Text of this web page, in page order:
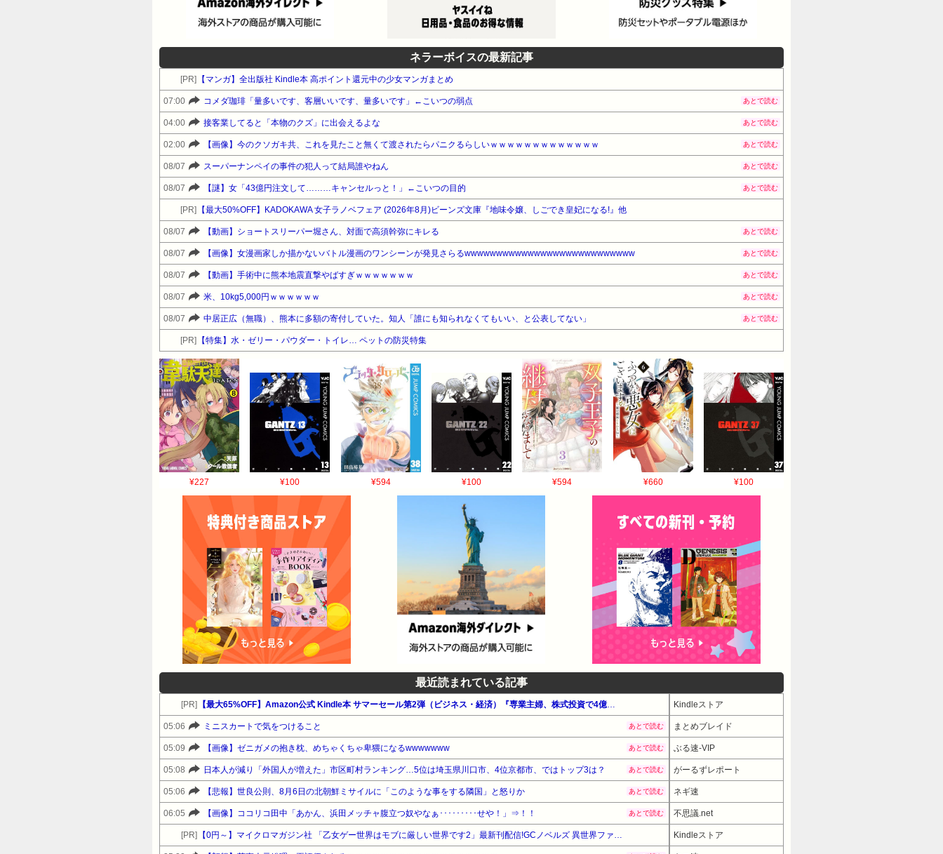
ネラーボイスの最新記事
[PR] 【マンガ】全出版社 Kindle本 高ポイント還元中の少女マンガまとめ
07:00 コメダ珈琲「量多いです、客層いいです、量多いです」←こいつの弱点 あとで読む
04:00 接客業してると「本物のクズ」に出会えるよな あとで読む
02:00 【画像】今のクソガキ共、これを見たこと無くて渡されたらパニクるらしいｗｗｗｗｗｗｗｗｗｗｗｗｗ あとで読む
08/07 スーパーナンペイの事件の犯人って結局誰やねん あとで読む
08/07 【謎】女「43億円注文して………キャンセルっと！」←こいつの目的 あとで読む
[PR] 【最大50%OFF】KADOKAWA 女子ラノベフェア (2026年8月)ビーンズ文庫『地味令嬢、しごでき皇妃になる!』他
08/07 【動画】ショートスリーパー堀さん、対面で高須幹弥にキレる あとで読む
08/07 【画像】女漫画家しか描かないバトル漫画のワンシーンが発見さらるwwwwwwwwwwwwwwwwwwwwwwwwwww あとで読む
08/07 【動画】手術中に熊本地震直撃やばすぎｗｗｗｗｗｗｗ あとで読む
08/07 米、10kg5,000円ｗｗｗｗｗｗ あとで読む
08/07 中居正広（無職）、熊本に多額の寄付していた。知人「誰にも知られなくてもいい、と公表してない」 あとで読む
[PR] 【特集】水・ゼリー・パウダー・トイレ… ペットの防災特集
¥227 ¥100 ¥594 ¥100 ¥594 ¥660 ¥100
最近読まれている記事
[PR] 【最大65%OFF】Amazon公式 Kindle本 サマーセール第2弾（ビジネス・経済）『専業主婦、株式投資で4億円。』他 Kindleストア
05:06 ミニスカートで気をつけること あとで読む まとめブレイド
05:09 【画像】ゼニガメの抱き枕、めちゃくちゃ卑猥になるwwwwwww あとで読む ぶる速-VIP
05:08 日本人が減り「外国人が増えた」市区町村ランキング…5位は埼玉県川口市、4位京都市、ではトップ3は？ あとで読む がーるずレポート
05:06 【悲報】世良公則、8月6日の北朝鮮ミサイルに「このような事をする隣国」と怒りか あとで読む ネギ速
06:05 【画像】ココリコ田中「あかん、浜田メッチャ腹立つ奴やなぁ･････････せや！」⇒！！ あとで読む 不思議.net
[PR] 【0円～】マイクロマガジン社 「乙女ゲー世界はモブに厳しい世界です2」最新刊配信!GCノベルズ 異世界ファンタジーフェア Kindleストア